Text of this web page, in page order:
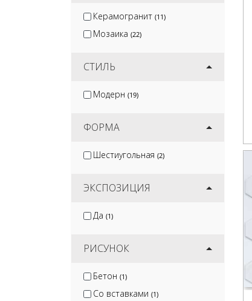
Керамогранит (11)
Мозаика (22)
СТИЛЬ
Модерн (19)
ФОРМА
Шестиугольная (2)
ЭКСПОЗИЦИЯ
Да (1)
РИСУНОК
Бетон (1)
Со вставками (1)